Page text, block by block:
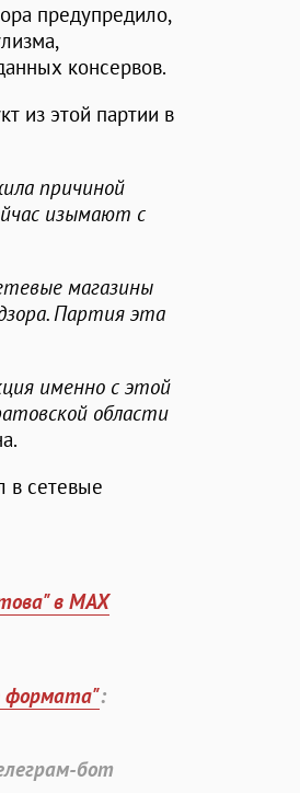
предупредило,
консервов.
из этой партии в
причиной
изымают с
магазины
Партия эта
именно с этой
области
в сетевые
в MAX
формата":
бот